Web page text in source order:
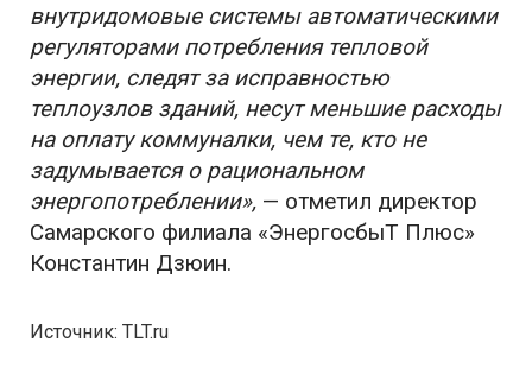
внутридомовые системы автоматическими
регуляторами потребления тепловой
энергии, следят за исправностью
теплоузлов зданий, несут меньшие расходы
на оплату коммуналки, чем те, кто не
задумывается о рациональном
энергопотреблении», — отметил директор
Самарского филиала «ЭнергосбыТ Плюс»
Константин Дзюин.
Источник: TLT.ru